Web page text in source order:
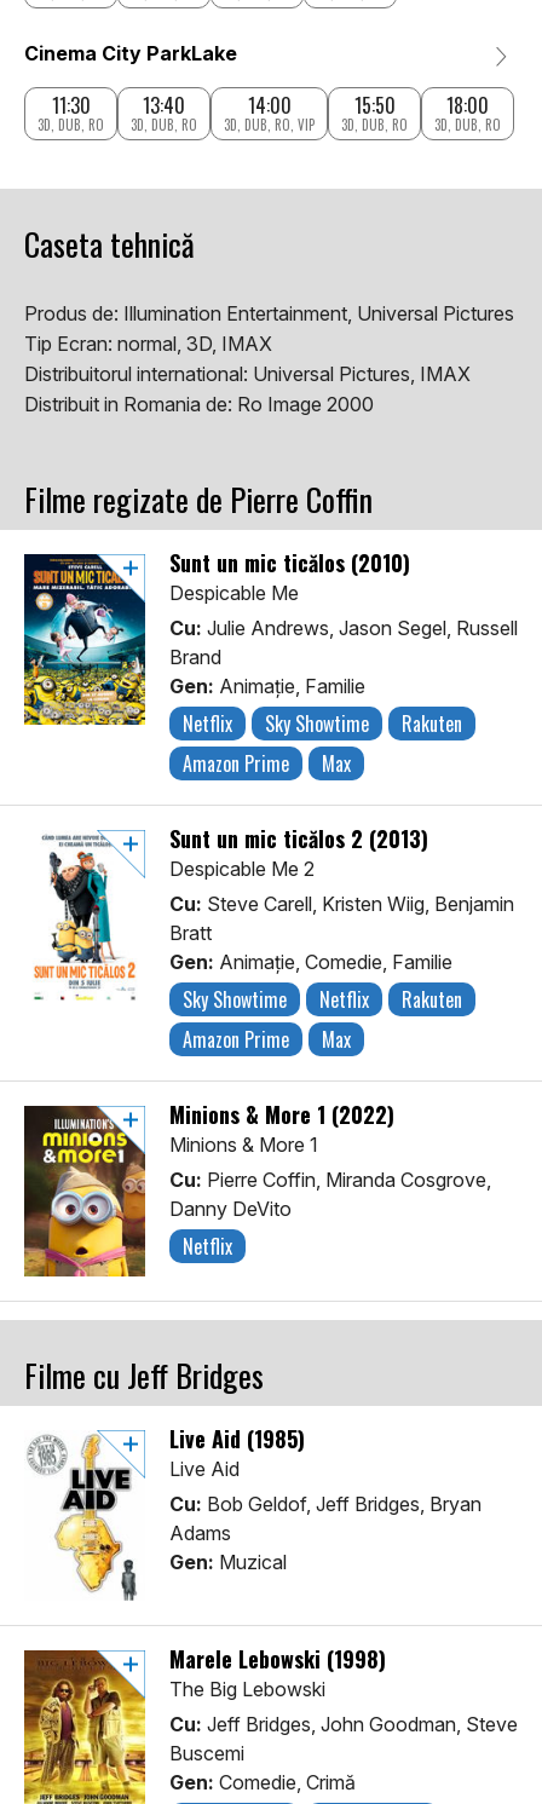
Cinema City ParkLake
11:30
3D, DUB, RO
13:40
3D, DUB, RO
14:00
3D, DUB, RO, VIP
15:50
3D, DUB, RO
18:00
3D, DUB, RO
Caseta tehnică
Produs de: Illumination Entertainment, Universal Pictures
Tip Ecran: normal, 3D, IMAX
Distribuitorul international: Universal Pictures, IMAX
Distribuit in Romania de: Ro Image 2000
Filme regizate de Pierre Coffin
Sunt un mic ticălos (2010)
Despicable Me
Cu: Julie Andrews, Jason Segel, Russell
Brand
Gen: Animaţie, Familie
Netflix Sky Showtime
Rakuten
Amazon Prime
Max
Sunt un mic ticălos 2 (2013)
Despicable Me 2
Cu: Steve Carell, Kristen Wiig, Benjamin
Bratt
Gen: Animaţie, Comedie, Familie
Sky Showtime Netflix
Rakuten
Amazon Prime
Max
Minions & More 1 (2022)
Minions & More 1
Cu: Pierre Coffin, Miranda Cosgrove,
Danny DeVito
Netflix
Filme cu Jeff Bridges
Live Aid (1985)
Live Aid
Cu: Bob Geldof, Jeff Bridges, Bryan
Adams
Gen: Muzical
Marele Lebowski (1998)
The Big Lebowski
Cu: Jeff Bridges, John Goodman, Steve
Buscemi
Gen: Comedie, Crimă